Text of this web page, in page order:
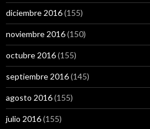
diciembre 2016(155)
noviembre 2016(150)
octubre 2016(155)
septiembre 2016(145)
agosto 2016(155)
julio 2016(155)